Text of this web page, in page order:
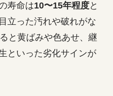
寿命は10〜15年程度と
立った汚れや破れがな
と黄ばみや色あせ、継
といった劣化サインが